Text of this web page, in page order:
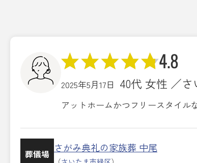
4.8
2025年5月17日 40代 女性 ／
アットホームかつフリースタイル
葬儀場 さがみ典礼の家族葬 中尾